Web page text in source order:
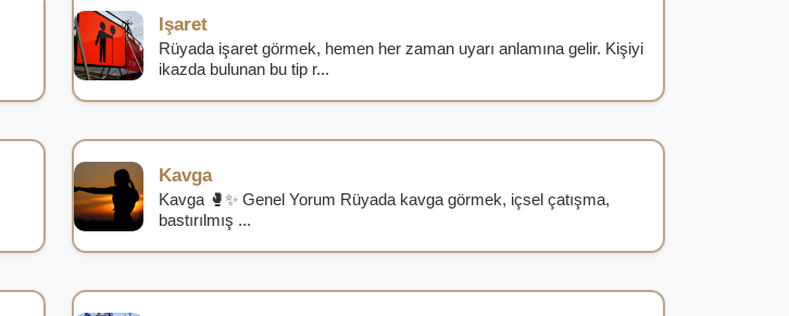
Işaret
Rüyada işaret görmek, hemen her zaman uyarı anlamına gelir. Kişiyi
ikazda bulunan bu tip r...
Kavga
Kavga 🥊✨ Genel Yorum Rüyada kavga görmek, içsel çatışma,
bastırılmış ...